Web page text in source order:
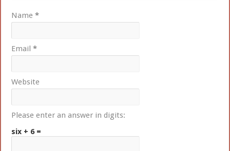
Name*
Email*
Website
Please enter an answer in digits:
six + 6 =